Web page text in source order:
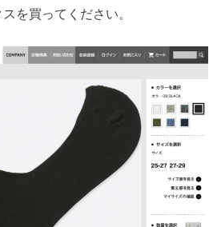
を買ってください。